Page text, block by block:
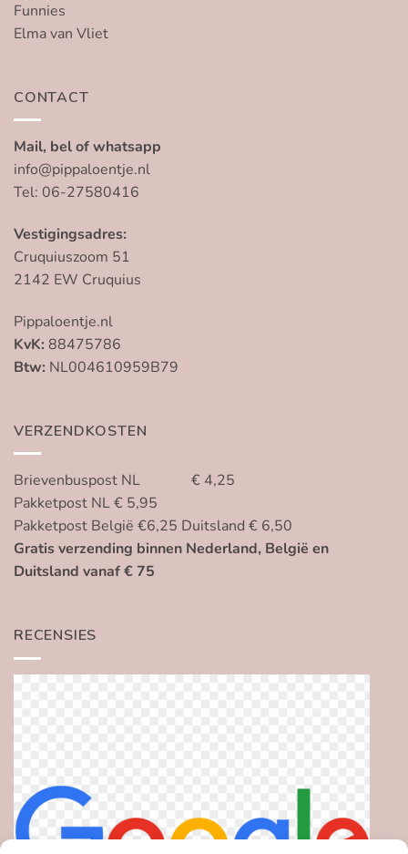
Funnies
Elma van Vliet
CONTACT
Mail, bel of whatsapp
info@pippaloentje.nl
Tel: 06-27580416
Vestigingsadres:
Cruquiuszoom 51
2142 EW Cruquius
Pippaloentje.nl
KvK: 88475786
Btw: NL004610959B79
VERZENDKOSTEN
Brievenbuspost NL € 4,25
Pakketpost NL € 5,95
Pakketpost België €6,25 Duitsland € 6,50
Gratis verzending binnen Nederland, België en
Duitsland vanaf € 75
RECENSIES